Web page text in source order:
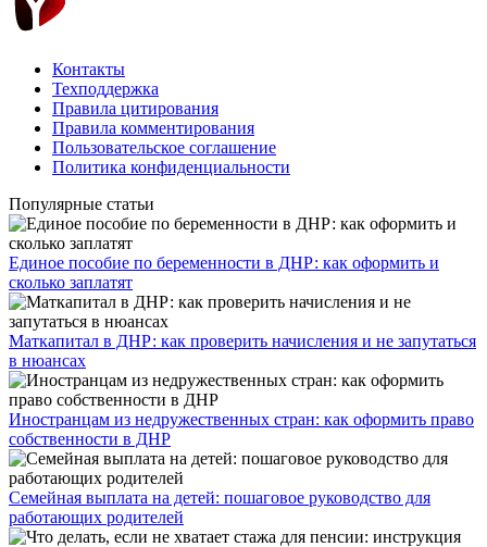
Контакты
Техподдержка
Правила цитирования
Правила комментирования
Пользовательское соглашение
Политика конфиденциальности
Популярные статьи
Единое пособие по беременности в ДНР: как оформить и
сколько заплатят
​Маткапитал в ДНР: как проверить начисления и не запутаться
в нюансах
Иностранцам из недружественных стран: как оформить право
собственности в ДНР
Семейная выплата на детей: пошаговое руководство для
работающих родителей